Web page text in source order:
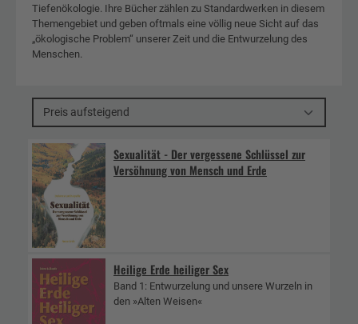
Tiefenökologie. Ihre Bücher zählen zu Standardwerken in diesem
Themengebiet und geben oftmals eine völlig neue Sicht auf das
„ökologische Problem“ unserer Zeit und die Entwurzelung des
Menschen.
Preis aufsteigend
Sexualität - Der vergessene Schlüssel zur
Versöhnung von Mensch und Erde
Heilige Erde heiliger Sex
Band 1: Entwurzelung und unsere Wurzeln in
den »Alten Weisen«